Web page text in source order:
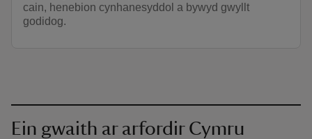
cain, henebion cynhanesyddol a bywyd gwyllt
godidog.
Ein gwaith ar arfordir Cymru